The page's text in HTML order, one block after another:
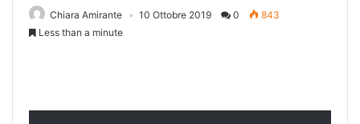
Chiara Amirante 10 Ottobre 2019 0
843
Less than a minute